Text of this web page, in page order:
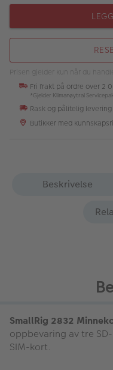
Prisen gjelder kun når du
Fri frakt på ordre over 2
*Gjelder Klimanøytral
Rask og pålitelig levering
Butikker med
Beskrivelse
SmallRig 2832
oppbevaring av tre
SIM-kort.